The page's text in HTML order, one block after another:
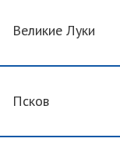
Великие Луки
Псков